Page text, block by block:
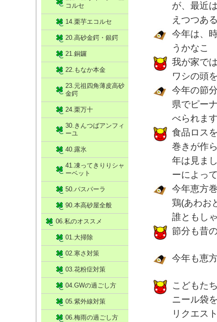
が、最近
えつつあ
今年は、
うかなこ
我が家で
ワシの頭
今年の節
県でピー
べられま
食品ロス
巻きが作
年は見ま
ーによっ
今年恵方
鶏(あわお
誰ともし
節分も昔
今年も恵
こどもた
ニール袋
リクエス
コルセ
14.栗芋エコルセ
20.高砂金鍔・銀鍔
21.銅鑼
22.もなか本金
23.元祖四角薄皮高砂
金鍔
24.栗万十
30.きんつばアンフィ
ーユ
40.露氷
41.凍ってきりりシャ
ーベット
50.パスパーラ
90.本高砂屋全般
06.私のオススメ
01.大掃除
02.寒さ対策
03.花粉症対策
04.GWの過ごし方
05.紫外線対策
06.梅雨の過ごし方